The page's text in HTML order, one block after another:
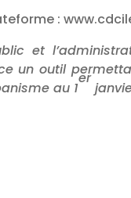
:
et
un outil
au 1
er